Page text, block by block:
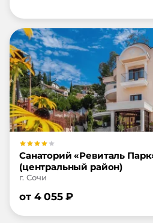
Санаторий «Ревиталь
(центральный район)
г. Сочи
от 4 055₽